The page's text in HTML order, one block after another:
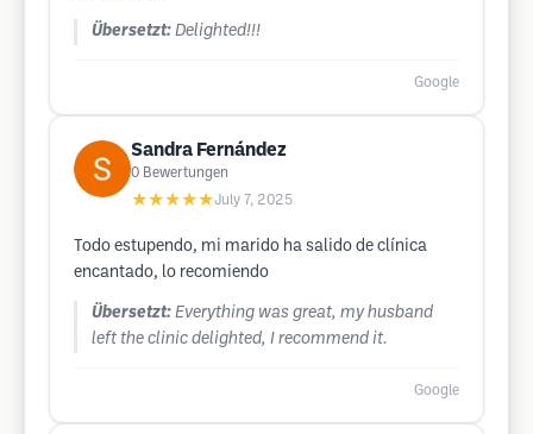
Übersetzt: Delighted!!!
Google
Sandra Fernández
0 Bewertungen
★★★★★July 7, 2025
Todo estupendo, mi marido ha salido de clínica
encantado, lo recomiendo
Übersetzt: Everything was great, my husband
left the clinic delighted, I recommend it.
Google